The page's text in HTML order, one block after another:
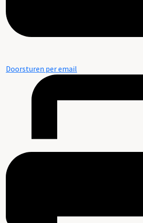
Doorsturen per email